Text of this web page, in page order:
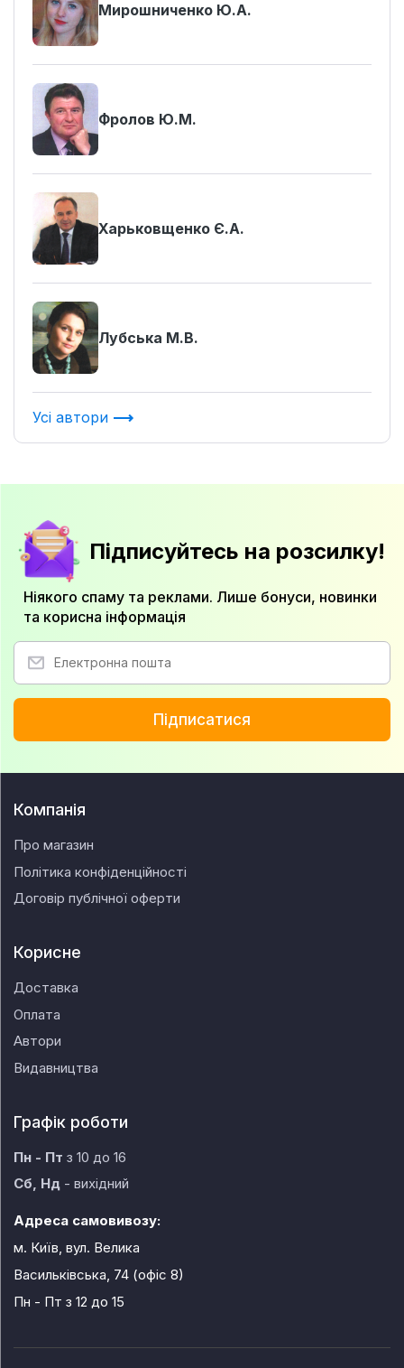
Мирошниченко Ю.А.
Фролов Ю.М.
Харьковщенко Є.А.
Лубська М.В.
Усі автори
Підписуйтесь на розсилку!
Ніякого спаму та реклами. Лише бонуси, новинки
та корисна інформація
Підписатися
Компанія
Про магазин
Політика конфіденційності
Договір публічної оферти
Корисне
Доставка
Оплата
Автори
Видавництва
Графік роботи
Пн - Пт з 10 до 16
Сб, Нд - вихідний
Адреса самовивозу:
м. Київ, вул. Велика
Васильківська, 74 (офіс 8)
Пн - Пт з 12 до 15